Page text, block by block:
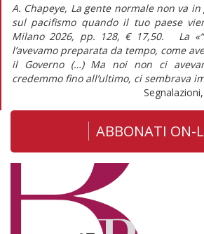
A. Chapeye, La gente normale non va
sul pacifismo quando il tuo paese
Milano 2026, pp. 128, € 17,50. La
l’avevamo preparata da tempo, come
il Governo (…) Ma noi non ci
credemmo fino all’ultimo, ci sembrava
ABBONATI ON-